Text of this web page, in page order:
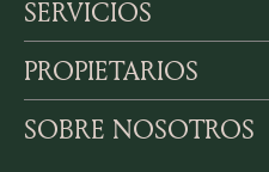
SERVICIOS
PROPIETARIOS
SOBRE NOSOTROS